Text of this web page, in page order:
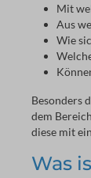
Mit
Aus
Wie
Besonders
dem
diese mit
Was